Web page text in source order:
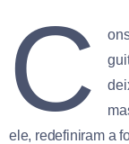
C
ele, redefiniram a